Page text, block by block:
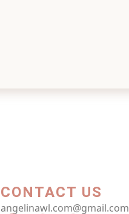
CONTACT US​
angelinawl.com@gmail.com